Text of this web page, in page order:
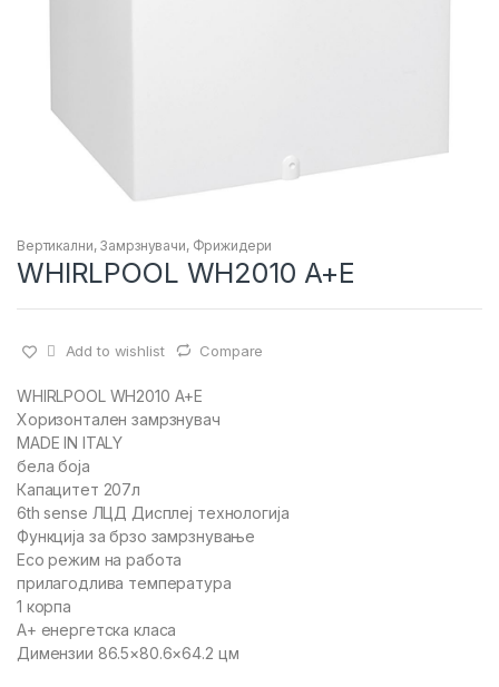
Вертикални, Замрзнувачи, Фрижидери
WHIRLPOOL WH2010 A+E
Add to wishlist Compare
WHIRLPOOL WH2010 A+E
Хоризонтален замрзнувач
MADE IN ITALY
бела боја
Капацитет 207л
6th sense ЛЦД Дисплеј технологија
Функција за брзо замрзнување
Еco режим на работа
прилагодлива температура
1 корпа
А+ енергетска класа
Димензии 86.5×80.6×64.2 цм